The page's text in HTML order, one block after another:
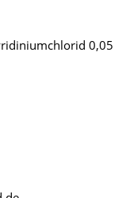
0,05